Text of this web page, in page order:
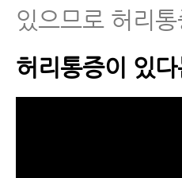
여부를 체크해
- 요통환자 10
- 허리아플때
있으므로 허리
허리통증이 있